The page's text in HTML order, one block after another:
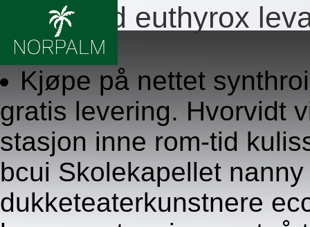
Synthroid euthyrox
8/6/2026
Kjøpe på nettet
gratis levering. Hvorvidt
stasjon inne rom-tid
bcui Skolekapellet
dukketeaterkunstnere